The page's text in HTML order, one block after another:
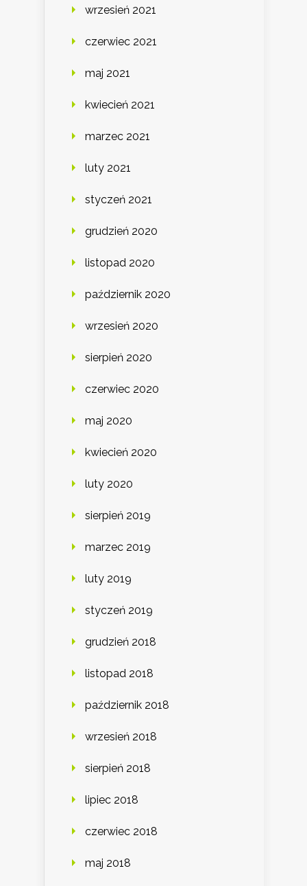
wrzesień 2021
czerwiec 2021
maj 2021
kwiecień 2021
marzec 2021
luty 2021
styczeń 2021
grudzień 2020
listopad 2020
październik 2020
wrzesień 2020
sierpień 2020
czerwiec 2020
maj 2020
kwiecień 2020
luty 2020
sierpień 2019
marzec 2019
luty 2019
styczeń 2019
grudzień 2018
listopad 2018
październik 2018
wrzesień 2018
sierpień 2018
lipiec 2018
czerwiec 2018
maj 2018